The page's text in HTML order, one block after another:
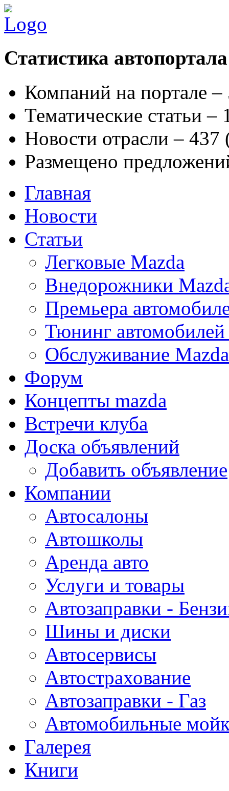
Статистика автопортала
Компаний на портале
Тематические статьи –
Новости отрасли – 437
Размещено
Главная
Новости
Статьи
Легковые Mazda
Внедорожники
Премьера
Тюнинг
Обслуживание Mazda
Форум
Концепты mazda
Встречи клуба
Доска объявлений
Добавить объявление
Компании
Автосалоны
Автошколы
Аренда авто
Услуги и товары
Автозаправки -
Шины и диски
Автосервисы
Автострахование
Автозаправки - Газ
Автомобильные
Галерея
Книги